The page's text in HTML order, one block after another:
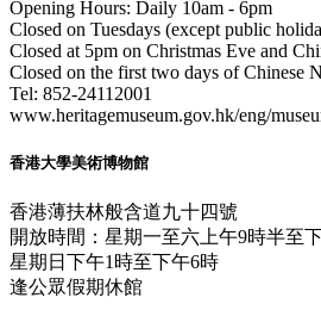
Opening Hours: Daily 10am - 6pm
Closed on Tuesdays (except public
Closed at 5pm on Christmas Eve and
Closed on the first two days of Chinese
Tel: 852-24112001
www.heritagemuseum.gov.hk/eng/
香港大學美術博物館
香港薄扶林般含道九十四號
開放時間：星期一至六上午9時半至
星期日下午1時至下午6時
逢公眾假期休館